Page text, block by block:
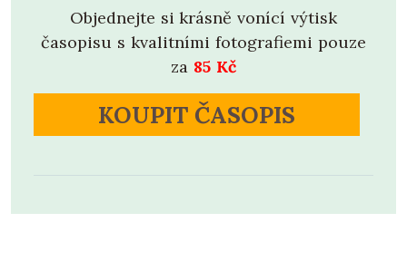
Objednejte si krásně vonící výtisk
časopisu s kvalitními fotografiemi pouze
za 85 Kč
KOUPIT ČASOPIS